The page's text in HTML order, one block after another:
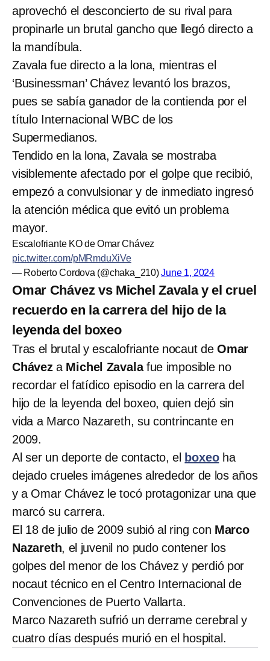
aprovechó el desconcierto de su rival para
propinarle un brutal gancho que llegó directo a
la mandíbula.
Zavala fue directo a la lona, mientras el
‘Businessman’ Chávez levantó los brazos,
pues se sabía ganador de la contienda por el
título Internacional WBC de los
Supermedianos.
Tendido en la lona, Zavala se mostraba
visiblemente afectado por el golpe que recibió,
empezó a convulsionar y de inmediato ingresó
la atención médica que evitó un problema
mayor.
Escalofriante KO de Omar Chávez
pic.twitter.com/pMRmduXiVe
— Roberto Cordova (@chaka_210)June 1, 2024
Omar Chávez vs Michel Zavala y el cruel
recuerdo en la carrera del hijo de la
leyenda del boxeo
Tras el brutal y escalofriante nocaut deOmar
Cháveza Michel Zavalafue imposible no
recordar el fatídico episodio en la carrera del
hijo de la leyenda del boxeo, quien dejó sin
vida a Marco Nazareth, su contrincante en
2009.
Al ser un deporte de contacto, el boxeo ha
dejado crueles imágenes alrededor de los años
y a Omar Chávez le tocó protagonizar una que
marcó su carrera.
El 18 de julio de 2009 subió al ring con Marco
Nazareth, el juvenil no pudo contener los
golpes del menor de los Chávez y perdió por
nocaut técnico en el Centro Internacional de
Convenciones de Puerto Vallarta.
Marco Nazareth sufrió un derrame cerebral y
cuatro días después murió en el hospital.